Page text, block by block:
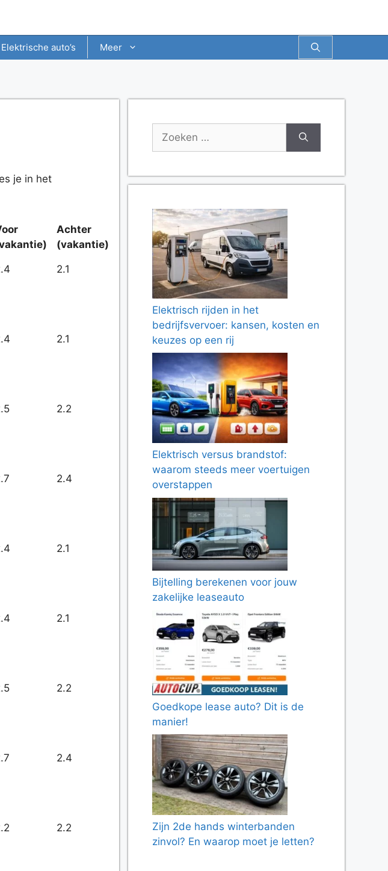
Elektrische auto’s Meer
je in het
Achter
(vakantie)
2.1
2.1
2.2
2.4
2.1
2.1
2.2
2.4
2.2
naar:
Elektrisch rijden in het
bedrijfsvervoer: kansen, kosten en
keuzes op een rij
Elektrisch versus brandstof:
waarom steeds meer voertuigen
overstappen
Bijtelling berekenen voor jouw
zakelijke leaseauto
Goedkope lease auto? Dit is de
manier!
Zijn 2de hands winterbanden
zinvol? En waarop moet je letten?